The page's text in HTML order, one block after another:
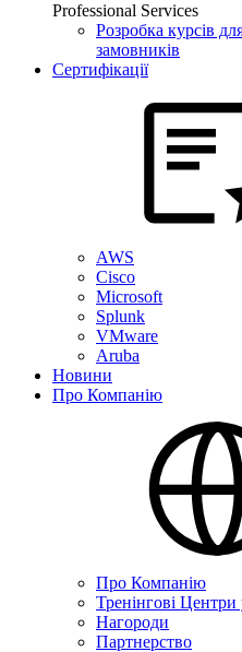
Professional Services
Розробка курсів
замовників
Сертифікації
AWS
Cisco
Microsoft
Splunk
VMware
Aruba
Новини
Про Компанію
Про Компанію
Тренінгові Центри
Нагороди
Партнерство